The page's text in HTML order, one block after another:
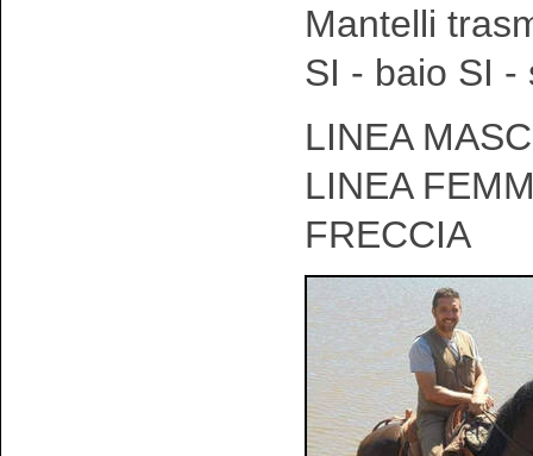
Mantelli
SI - baio SI -
LINEA
LINEA
FRECCIA